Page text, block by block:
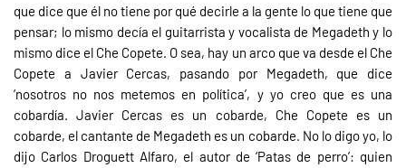
que dice que él no tiene por qué decirle a la gente lo que tiene que
pensar; lo mismo decía el guitarrista y vocalista de Megadeth y lo
mismo dice el Che Copete. O sea, hay un arco que va desde el Che
Copete a Javier Cercas, pasando por Megadeth, que dice
‘nosotros no nos metemos en política’, y yo creo que es una
cobardía. Javier Cercas es un cobarde, Che Copete es un
cobarde, el cantante de Megadeth es un cobarde. No lo digo yo, lo
dijo Carlos Droguett Alfaro, el autor de ‘Patas de perro’: quien